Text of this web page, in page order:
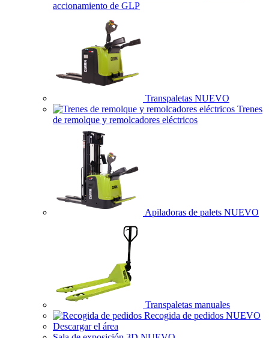
accionamiento de GLP
Transpaletas NUEVO
Trenes
de remolque y remolcadores eléctricos
Apiladoras de palets NUEVO
Transpaletas manuales
Recogida de pedidos NUEVO
Descargar el área